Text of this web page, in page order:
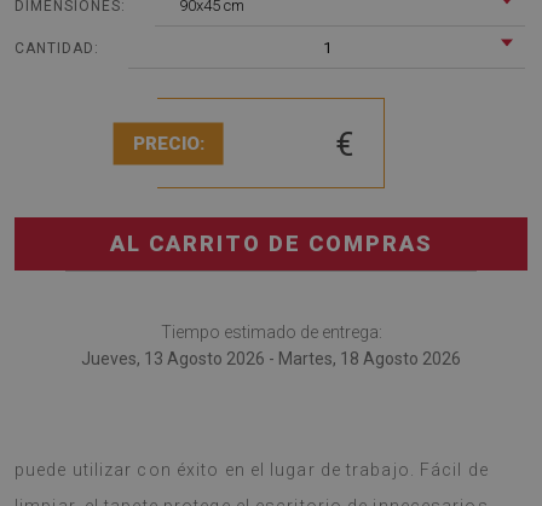
DIMENSIONES: 90x45 cm
CANTIDAD: 1
PRECIO: €
AL CARRITO DE COMPRAS
Tiempo estimado de entrega:
Jueves, 13 Agosto 2026 - Martes, 18 Agosto 2026
puede utilizar con éxito en el lugar de trabajo. Fácil de